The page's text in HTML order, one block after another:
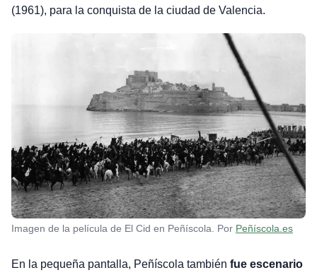
(1961), para la conquista de la ciudad de Valencia.
Imagen de la película de El Cid en Peñíscola. Por Peñíscola.es
En la pequeña pantalla, Peñíscola también fue escenario